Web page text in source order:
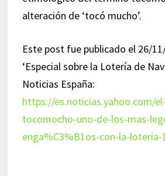
alteración de ‘tocó mucho’.
Este post fue publicado el 26/
‘Especial sobre la Lotería de
Noticias España:
https://es.noticias.yahoo.com/
tocomocho-uno-de-los-mas-
enga%C3%B1os-con-la-